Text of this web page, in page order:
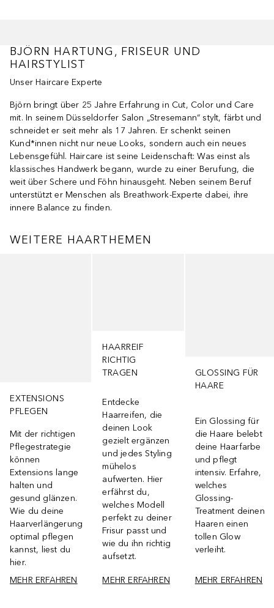
BJÖRN HARTUNG, FRISEUR UND
HAIRSTYLIST
Unser Haircare Experte
Björn bringt über 25 Jahre Erfahrung in Cut, Color und Care
mit. In seinem Düsseldorfer Salon „Stresemann“ stylt, färbt und
schneidet er seit mehr als 17 Jahren. Er schenkt seinen
Kund*innen nicht nur neue Looks, sondern auch ein neues
Lebensgefühl. Haircare ist seine Leidenschaft: Was einst als
klassisches Handwerk begann, wurde zu einer Berufung, die
weit über Schere und Föhn hinausgeht. Neben seinem Beruf
unterstützt er Menschen als Breathwork-Experte dabei, ihre
innere Balance zu finden.
WEITERE HAARTHEMEN
EXTENSIONS
PFLEGEN
Mit der richtigen
Pflegestrategie
können
Extensions lange
halten und
gesund glänzen.
Wie du deine
Haarverlängerung
optimal pflegen
kannst, liest du
hier.
MEHR ERFAHREN
HAARREIF
RICHTIG
TRAGEN
Entdecke
Haarreifen, die
deinen Look
gezielt ergänzen
und jedes Styling
mühelos
aufwerten. Hier
erfährst du,
welches Modell
perfekt zu deiner
Frisur passt und
wie du ihn richtig
aufsetzt.
MEHR ERFAHREN
GLOSSING FÜR
HAARE
Ein Glossing für
die Haare belebt
deine Haarfarbe
und pflegt
intensiv. Erfahre,
welches
Glossing-
Treatment deinen
Haaren einen
tollen Glow
verleiht.
MEHR ERFAHREN